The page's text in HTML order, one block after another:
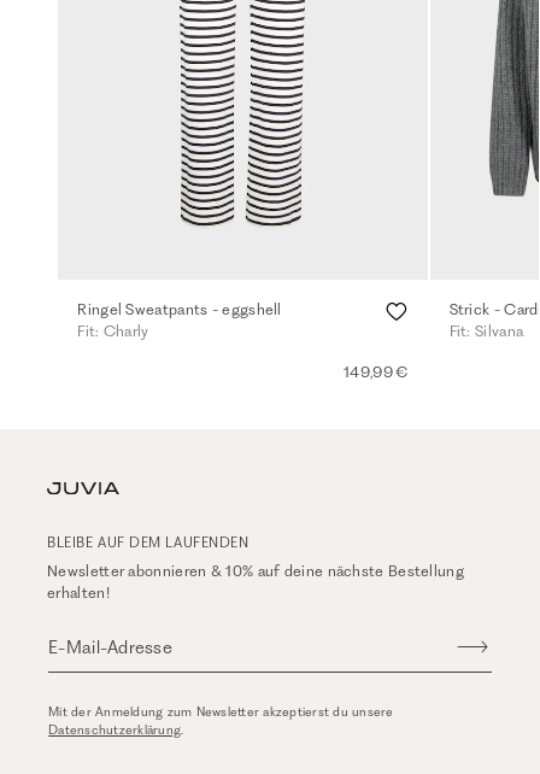
Ringel Sweatpants - eggshell
Fit: Charly
149,99 €
Strick -
Fit: Silvana
BLEIBE AUF DEM LAUFENDEN
Newsletter abonnieren & 10% auf deine nächste Bestellung
erhalten!
E-Mail-Adresse
Mit der Anmeldung zum Newsletter akzeptierst du unsere
Datenschutzerklärung.